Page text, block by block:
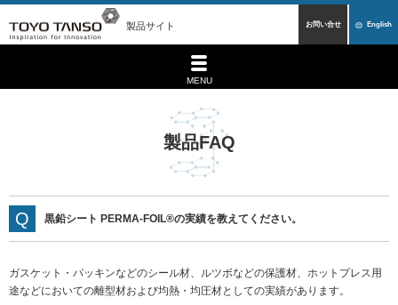
製品サイト お問い合せ English
MENU
製品FAQ
黒鉛シート PERMA-FOIL®の実績を教えてください。
ガスケット・パッキンなどのシール材、ルツボなどの保護材、ホットプレス用
途などにおいての離型材および均熱・均圧材としての実績があります。